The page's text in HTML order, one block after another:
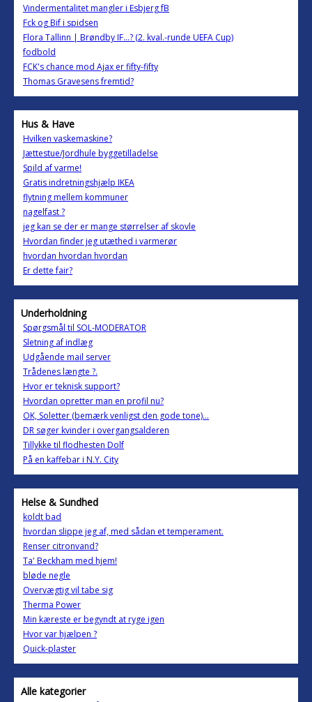
Vindermentalitet mangler i Esbjerg fB
Fck og Bif i spidsen
Flora Tallinn | Brøndby IF...? (2. kval.-runde UEFA Cup)
fodbold
FCK's chance mod Ajax er fifty-fifty
Thomas Gravesens fremtid?
Hus & Have
Hvilken vaskemaskine?
Jættestue/Jordhule byggetilladelse
Spild af varme!
Gratis indretningshjælp IKEA
flytning mellem kommuner
nagelfast ?
jeg kan se der er mange størrelser af skovle
Hvordan finder jeg utæthed i varmerør
hvordan hvordan hvordan
Er dette fair?
Underholdning
Spørgsmål til SOL-MODERATOR
Sletning af indlæg
Udgående mail server
Trådenes længte ?.
Hvor er teknisk support?
Hvordan opretter man en profil nu?
OK, Soletter (bemærk venligst den gode tone)...
DR søger kvinder i overgangsalderen
Tillykke til flodhesten Dolf
På en kaffebar i N.Y. City
Helse & Sundhed
koldt bad
hvordan slippe jeg af, med sådan et temperament.
Renser citronvand?
Ta' Beckham med hjem!
bløde negle
Overvægtig vil tabe sig
Therma Power
Min kæreste er begyndt at ryge igen
Hvor var hjælpen ?
Quick-plaster
Alle kategorier